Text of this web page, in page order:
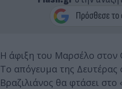
Η άφιξη του Μαρσέλο στον
Το απόγευμα της Δευτέρας
Βραζιλιάνος θα φτάσει στο